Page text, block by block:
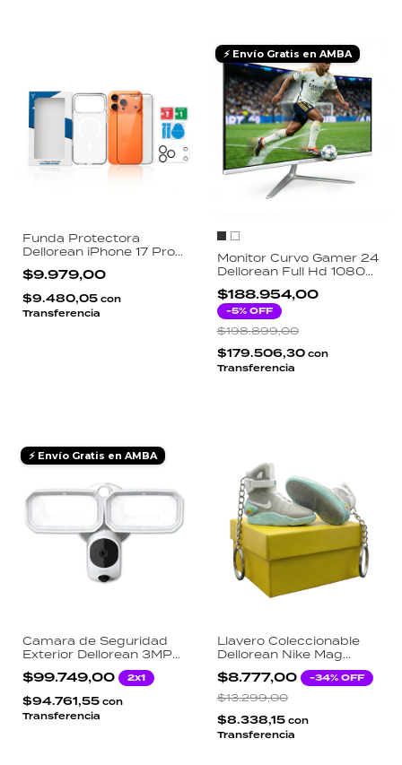
Funda Protectora
Dellorean iPhone 17 Pro
Max 3 en 1 Transparente
Magsafe Pro Vidrio
Templado HD y
Protector de Camara
$9.979,00
$9.480,05 con
Transferencia
⚡ Envío Gratis en AMBA
Monitor Curvo Gamer 24
Dellorean Full Hd 1080p
Hdmi 75hz Vga
$188.954,00
-5% OFF
$198.899,00
$179.506,30 con
Transferencia
⚡ Envío Gratis en AMBA
Camara de Seguridad
Exterior Dellorean 3MP
Super HD WiFi IP66
Reflector LED 3000LM
$99.749,00 2x1
$94.761,55 con
Transferencia
Llavero Coleccionable
Dellorean Nike Mag
Marty McFly Volver al
Futuro II Réplica Oficial
con Mini Caja Temática
Diseño Retrofuturista
$8.777,00 -34% OFF
$13.299,00
$8.338,15 con
Transferencia